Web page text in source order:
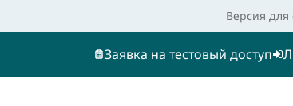
Версия
Заявка на тестовый доступ